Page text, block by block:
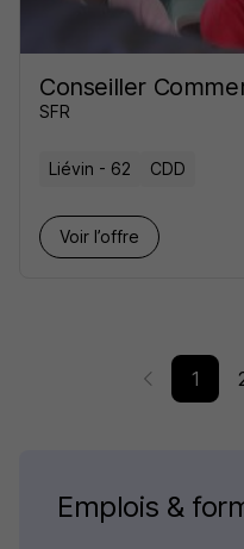
Conseiller
SFR
Liévin - 62 CDD
Voir l’offre
1
Emplois &